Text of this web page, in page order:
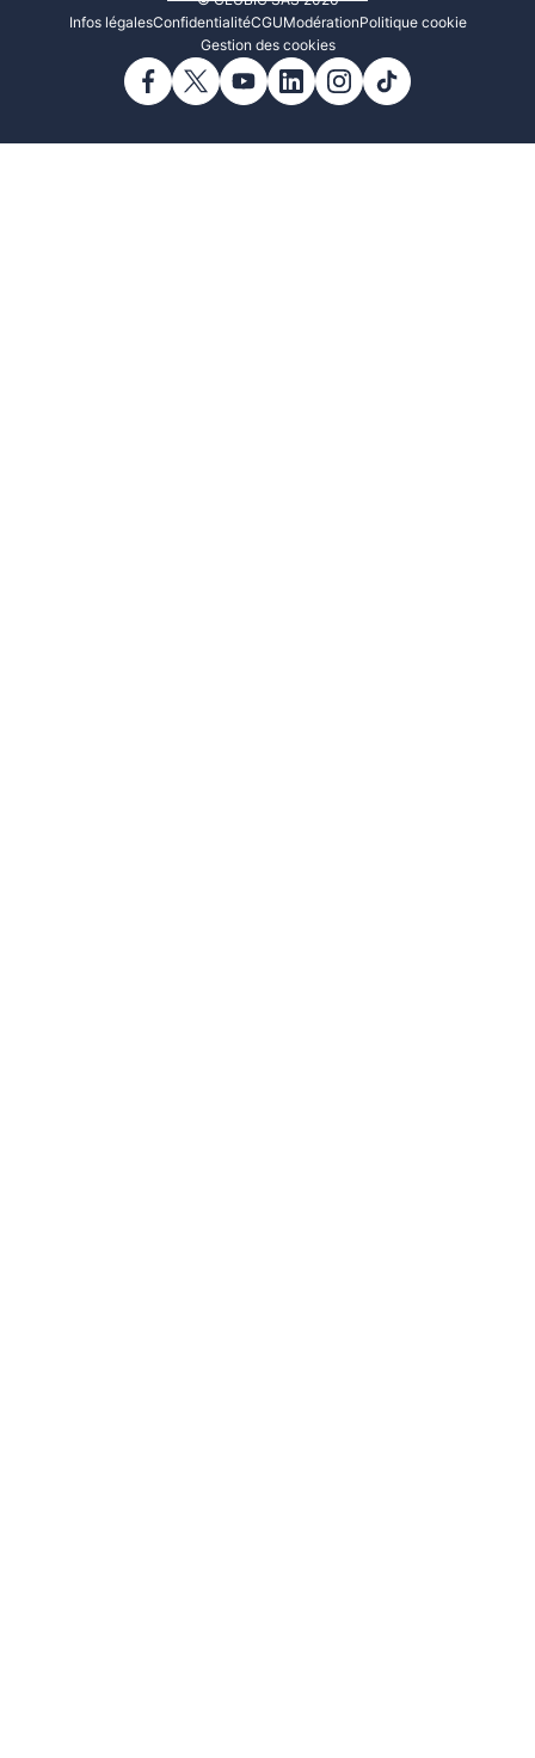
Infos légalesConfidentialitéCGUModérationPolitique cookie
Gestion des cookies